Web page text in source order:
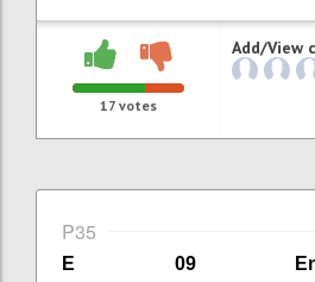
17 votes
Add/View
P35
E 09